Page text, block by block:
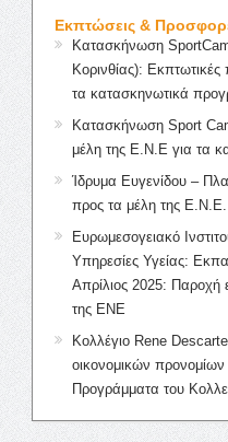
Εκπτώσεις &
Κατασκήνωση
Κορινθίας):
τα κατασκηνωτικά
Κατασκήνωση Sport
μέλη της Ε.Ν.Ε για τα
Ίδρυμα Ευγενίδου –
προς τα μέλη της Ε.Ν.Ε.
Ευρωμεσογειακό
Υπηρεσίες Υγείας:
Απρίλιος 2025: Παροχή
της ΕΝΕ
Κολλέγιο Rene
οικονομικών
Προγράμματα του